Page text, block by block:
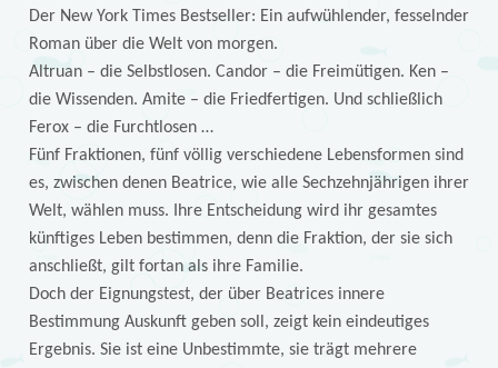
Der New York Times Bestseller: Ein aufwühlender, fesselnder
Roman über die Welt von morgen.
Altruan – die Selbstlosen. Candor – die Freimütigen. Ken –
die Wissenden. Amite – die Friedfertigen. Und schließlich
Ferox – die Furchtlosen …
Fünf Fraktionen, fünf völlig verschiedene Lebensformen sind
es, zwischen denen Beatrice, wie alle Sechzehnjährigen ihrer
Welt, wählen muss. Ihre Entscheidung wird ihr gesamtes
künftiges Leben bestimmen, denn die Fraktion, der sie sich
anschließt, gilt fortan als ihre Familie.
Doch der Eignungstest, der über Beatrices innere
Bestimmung Auskunft geben soll, zeigt kein eindeutiges
Ergebnis. Sie ist eine Unbestimmte, sie trägt mehrere